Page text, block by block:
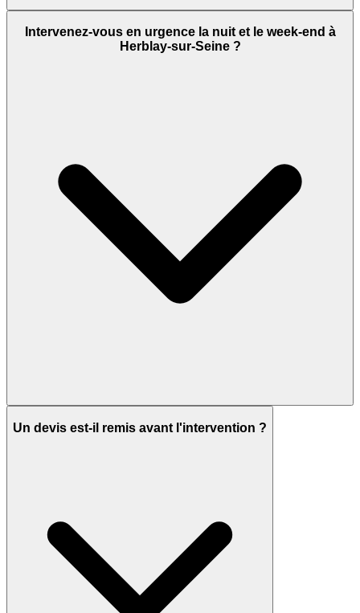
Intervenez-vous en urgence la nuit et le week-end à
Herblay-sur-Seine ?
Un devis est-il remis avant l'intervention ?